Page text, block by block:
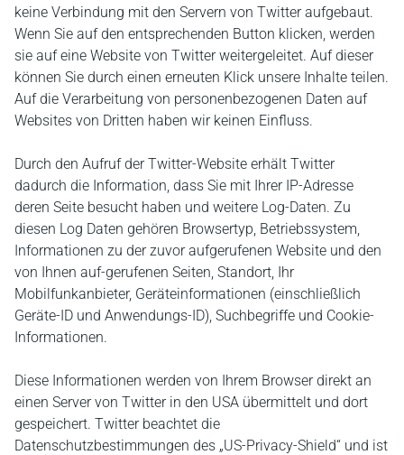
keine Verbindung mit den Servern von Twitter aufgebaut.
Wenn Sie auf den entsprechenden Button klicken, werden
sie auf eine Website von Twitter weitergeleitet. Auf dieser
können Sie durch einen erneuten Klick unsere Inhalte teilen.
Auf die Verarbeitung von personenbezogenen Daten auf
Websites von Dritten haben wir keinen Einfluss.
Durch den Aufruf der Twitter-Website erhält Twitter
dadurch die Information, dass Sie mit Ihrer IP-Adresse
deren Seite besucht haben und weitere Log-Daten. Zu
diesen Log Daten gehören Browsertyp, Betriebssystem,
Informationen zu der zuvor aufgerufenen Website und den
von Ihnen auf-gerufenen Seiten, Standort, Ihr
Mobilfunkanbieter, Geräteinformationen (einschließlich
Geräte-ID und Anwendungs-ID), Suchbegriffe und Cookie-
Informationen.
Diese Informationen werden von Ihrem Browser direkt an
einen Server von Twitter in den USA übermittelt und dort
gespeichert. Twitter beachtet die
Datenschutzbestimmungen des „US-Privacy-Shield“ und ist